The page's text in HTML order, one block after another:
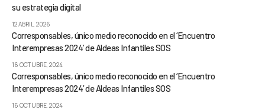
su estrategia digital
12 ABRIL, 2026
Corresponsables, único medio reconocido en el ‘Encuentro
Interempresas 2024’ de Aldeas Infantiles SOS
16 OCTUBRE, 2024
Corresponsables, único medio reconocido en el ‘Encuentro
Interempresas 2024’ de Aldeas Infantiles SOS
16 OCTUBRE, 2024